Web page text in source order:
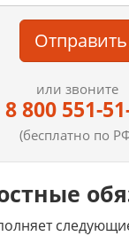
Отправить
или звоните
8 800 551-
(бесплатно по